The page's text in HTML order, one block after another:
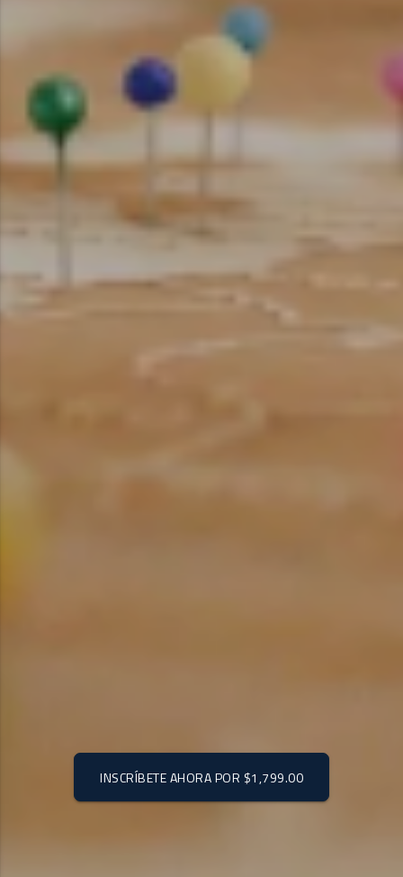
INSCRÍBETE AHORA POR $1,799.00